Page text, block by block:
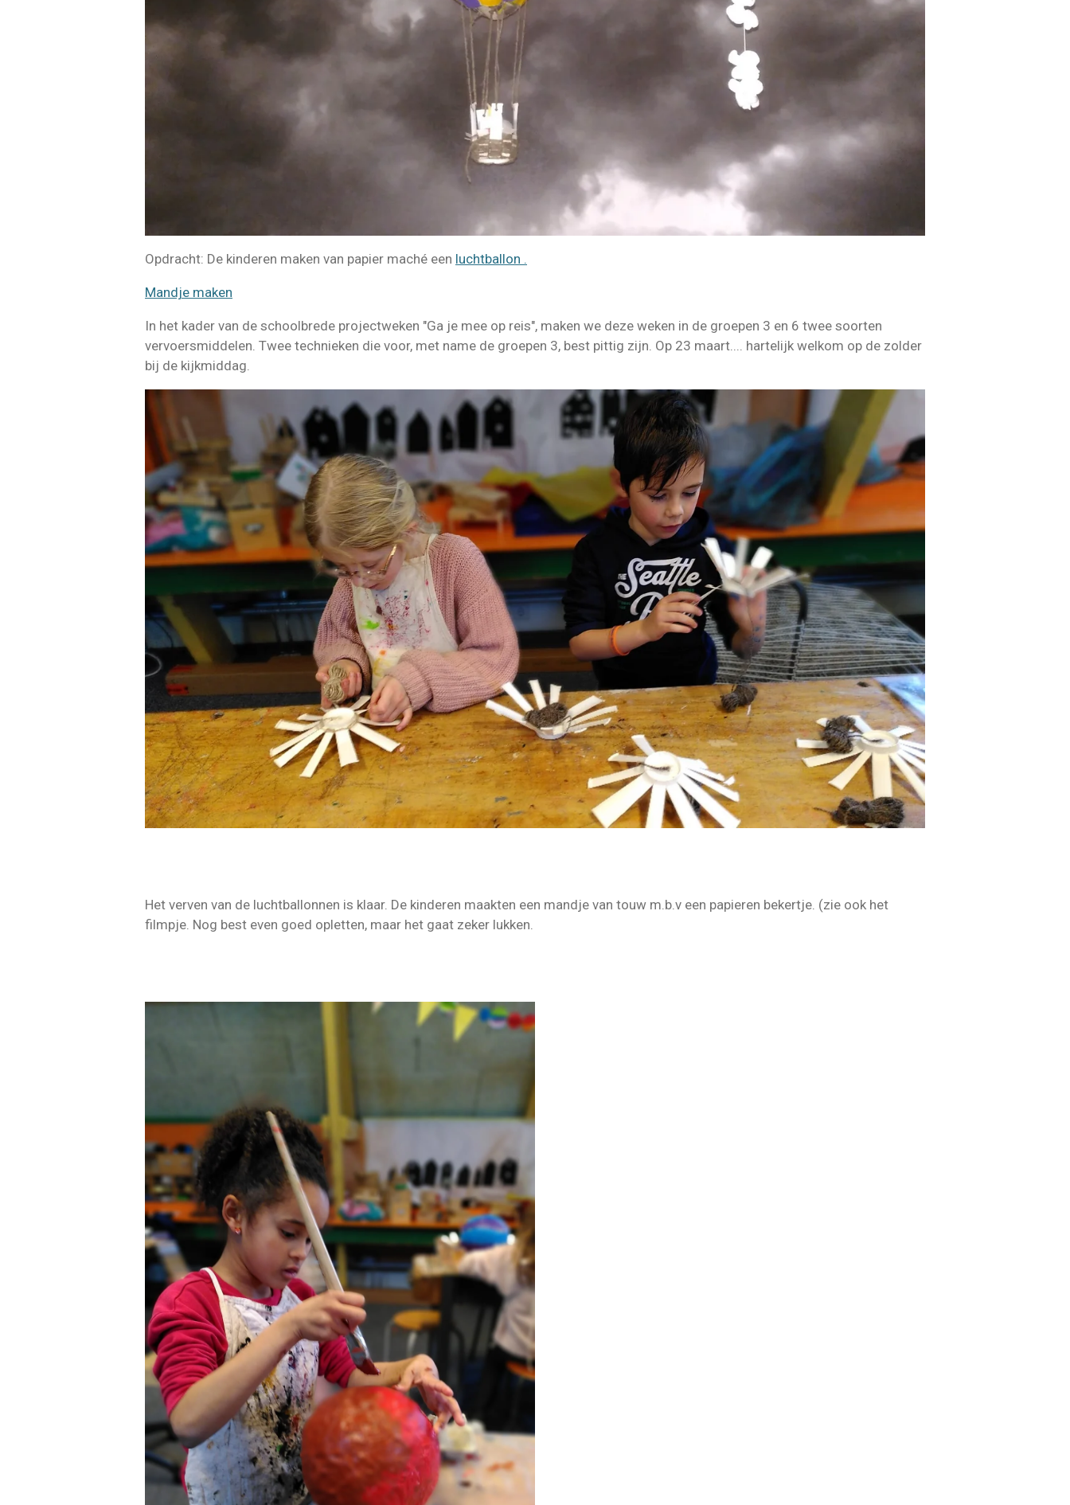
Opdracht: De kinderen maken van papier maché een luchtballon .
Mandje maken
In het kader van de schoolbrede projectweken "Ga je mee op reis", maken we deze weken in de groepen 3 en 6 twee soorten
vervoersmiddelen. Twee technieken die voor, met name de groepen 3, best pittig zijn. Op 23 maart.... hartelijk welkom op de zolder
bij de kijkmiddag.
Het verven van de luchtballonnen is klaar. De kinderen maakten een mandje van touw m.b.v een papieren bekertje. (zie ook het
filmpje. Nog best even goed opletten, maar het gaat zeker lukken.